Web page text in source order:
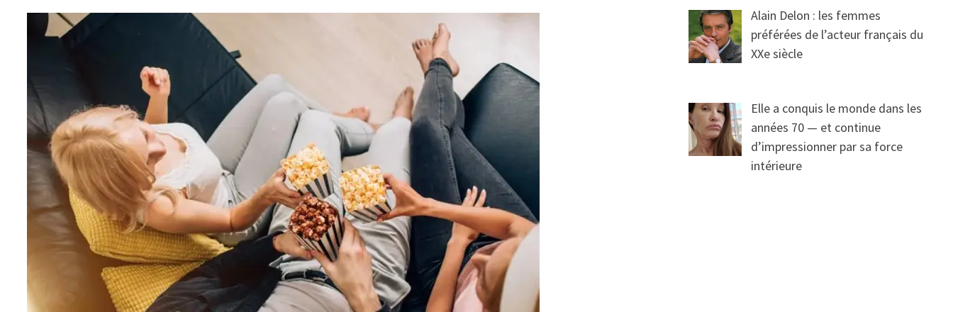
Alain Delon : les femmes
préférées de l’acteur français du
XXe siècle
Elle a conquis le monde dans les
années 70 — et continue
d’impressionner par sa force
intérieure